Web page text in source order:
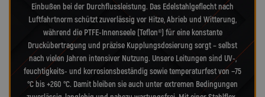
Einbußen bei der Durchflussleistung. Das Edelstahlgeflecht nach
Luftfahrtnorm schützt zuverlässig vor Hitze, Abrieb und Witterung,
während die PTFE-Innenseele (Teflon®) für eine konstante
Druckübertragung und präzise Kupplungsdosierung sorgt – selbst
nach vielen Jahren intensiver Nutzung. Unsere Leitungen sind UV-,
feuchtigkeits- und korrosionsbeständig sowie temperaturfest von −75
°C bis +260 °C. Damit bleiben sie auch unter extremen Bedingungen